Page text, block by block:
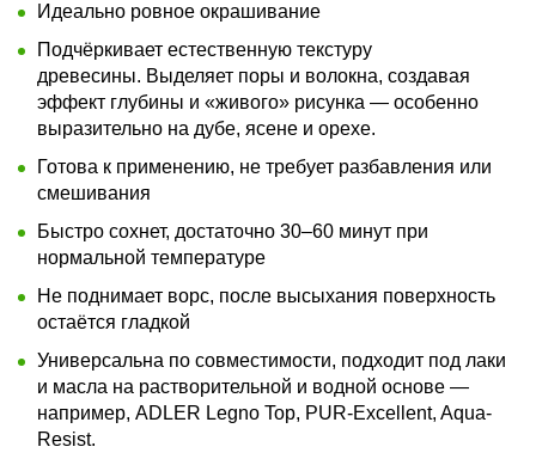
Идеально ровное окрашивание
Подчёркивает естественную текстуру
древесины. Выделяет поры и волокна, создавая
эффект глубины и «живого» рисунка — особенно
выразительно на дубе, ясенe и орехе.
Готова к применению, не требует разбавления или
смешивания
Быстро сохнет, достаточно 30–60 минут при
нормальной температуре
Не поднимает ворс, после высыхания поверхность
остаётся гладкой
Универсальна по совместимости, подходит под лаки
и масла на растворительной и водной основе —
например, ADLER Legno Top, PUR-Excellent, Aqua-
Resist.